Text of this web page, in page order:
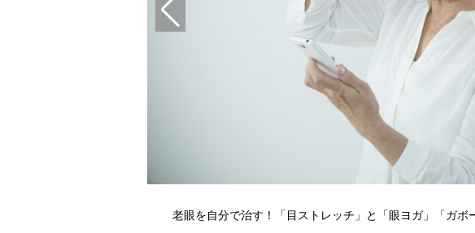
老眼を自分で治す！「目ストレッチ」と「眼ヨガ」「ガボ